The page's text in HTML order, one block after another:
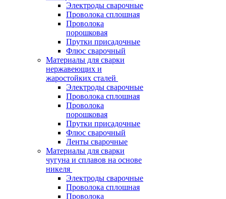
Электроды сварочные
Проволока сплошная
Проволока
порошковая
Прутки присадочные
Флюс сварочный
Материалы для сварки
нержавеющих и
жаростойких сталей
Электроды сварочные
Проволока сплошная
Проволока
порошковая
Прутки присадочные
Флюс сварочный
Ленты сварочные
Материалы для сварки
чугуна и сплавов на основе
никеля
Электроды сварочные
Проволока сплошная
Проволока